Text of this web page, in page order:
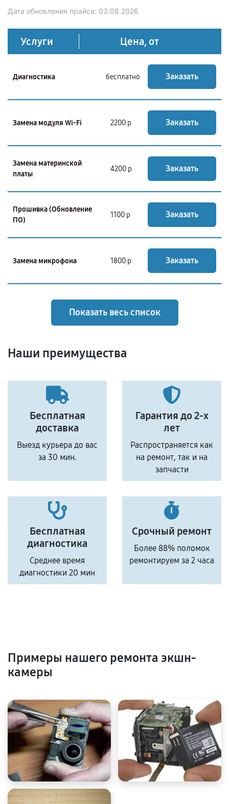
Дата обновления прайса: 03.08.2026
Услуги Цена, от
Диагностика бесплатно Заказать
Замена модуля Wi-Fi 2200 р Заказать
Замена материнской
платы
4200 р Заказать
Прошивка (Обновление
ПО)
1100 р Заказать
Замена микрофона 1800 р Заказать
Показать весь список
Наши преимущества
Бесплатная
доставка
Выезд курьера до вас
за 30 мин.
Гарантия до 2-х
лет
Распространяется как
на ремонт, так и на
запчасти
Бесплатная
диагностика
Среднее время
диагностики 20 мин
Срочный ремонт
Более 88% поломок
ремонтируем за 2 часа
Примеры нашего ремонта экшн-
камеры